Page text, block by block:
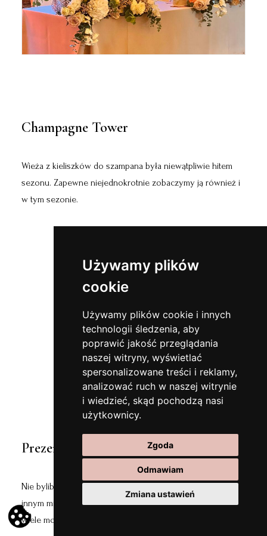
Używamy plików
cookie
Używamy plików cookie i innych
technologii śledzenia, aby
poprawić jakość przeglądania
naszej witryny, wyświetlać
spersonalizowane treści i reklamy,
analizować ruch w naszej witrynie
i wiedzieć, skąd pochodzą nasi
użytkownicy.
Zgoda
Odmawiam
Zmiana ustawień
Champagne Tower
Wieża z kieliszków do szampana była niewątpliwie hitem
sezonu. Zapewne niejednokrotnie zobaczymy ją również i
w tym sezonie.
Prezentacja tortu
Nie bylibyśmy sobą gdybyśmy nie zaplanowali tego w
innym miejscu. Zwłaszcza, że Uroczysko 7 Stawów ma
wiele możliwości.